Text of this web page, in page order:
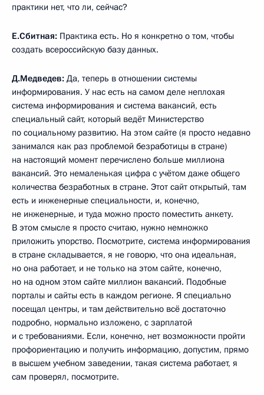
практики нет, что ли, сейчас?
Е.Сбитная: Практика есть. Но я конкретно о том, чтобы
создать всероссийскую базу данных.
Д.Медведев: Да, теперь в отношении системы
информирования. У нас есть на самом деле неплохая
система информирования и система вакансий, есть
специальный сайт, который ведёт Министерство
по социальному развитию. На этом сайте (я просто недавно
занимался как раз проблемой безработицы в стране)
на настоящий момент перечислено больше миллиона
вакансий. Это немаленькая цифра с учётом даже общего
количества безработных в стране. Этот сайт открытый, там
есть и инженерные специальности, и, конечно,
не инженерные, и туда можно просто поместить анкету.
В этом смысле я просто считаю, нужно немножко
приложить упорство. Посмотрите, система информирования
в стране складывается, я не говорю, что она идеальная,
но она работает, и не только на этом сайте, конечно,
но на одном этом сайте миллион вакансий. Подобные
порталы и сайты есть в каждом регионе. Я специально
посещал центры, и там действительно всё достаточно
подробно, нормально изложено, с зарплатой
и с требованиями. Если, конечно, нет возможности пройти
профориентацию и получить информацию, допустим, прямо
в высшем учебном заведении, такая система работает, я
сам проверял, посмотрите.